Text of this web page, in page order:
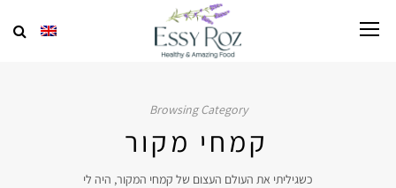
Browsing Category
קמחי מקור
כשגיליתי את העולם העצום של קמחי המקור, היה לי